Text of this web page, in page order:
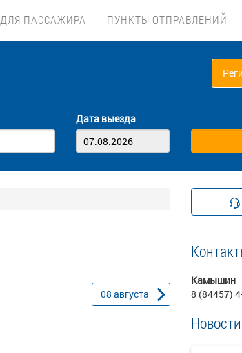
ДЛЯ ПАССАЖИРА ПУНКТЫ ОТПРАВЛЕНИЙ
Дата выезда
08 августа
Камышин
8 (84457)
Новости